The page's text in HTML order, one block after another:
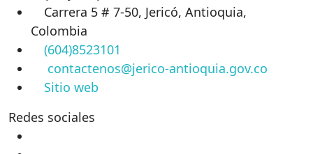
Carrera 5 # 7-50, Jericó, Antioquia,
Colombia
(604)8523101
contactenos@jerico-antioquia.gov.co
Sitio web
Redes sociales